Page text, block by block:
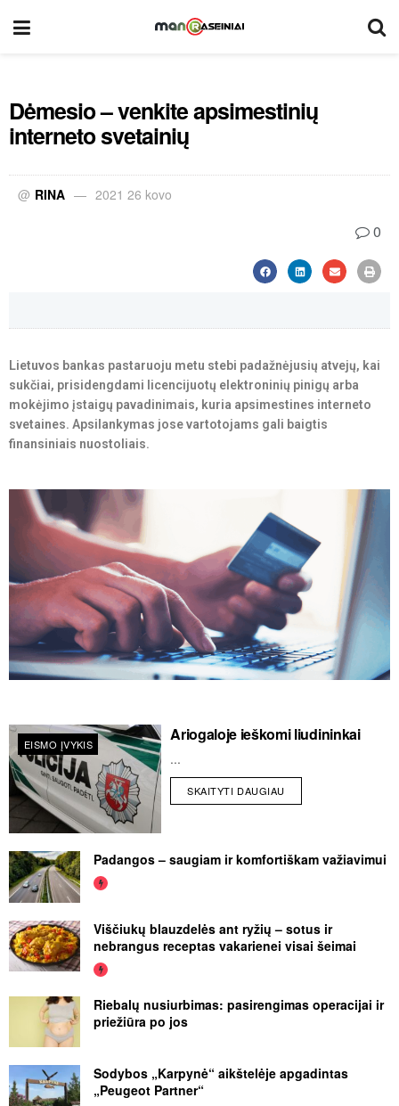
Dėmesio – venkite apsimestinių
interneto svetainių
@ RINA 2021 26 kovo
0
Lietuvos bankas pastaruoju metu stebi padažnėjusių atvejų, kai
sukčiai, prisidengdami licencijuotų elektroninių pinigų arba
mokėjimo įstaigų pavadinimais, kuria apsimestines interneto
svetaines. Apsilankymas jose vartotojams gali baigtis
finansiniais nuostoliais.
EISMO ĮVYKIS Ariogaloje ieškomi liudininkai
...
SKAITYTI DAUGIAU
Padangos – saugiam ir komfortiškam važiavimui
Viščiukų blauzdelės ant ryžių – sotus ir
nebrangus receptas vakarienei visai šeimai
Riebalų nusiurbimas: pasirengimas operacijai ir
priežiūra po jos
Sodybos „Karpynė“ aikštelėje apgadintas
„Peugeot Partner“